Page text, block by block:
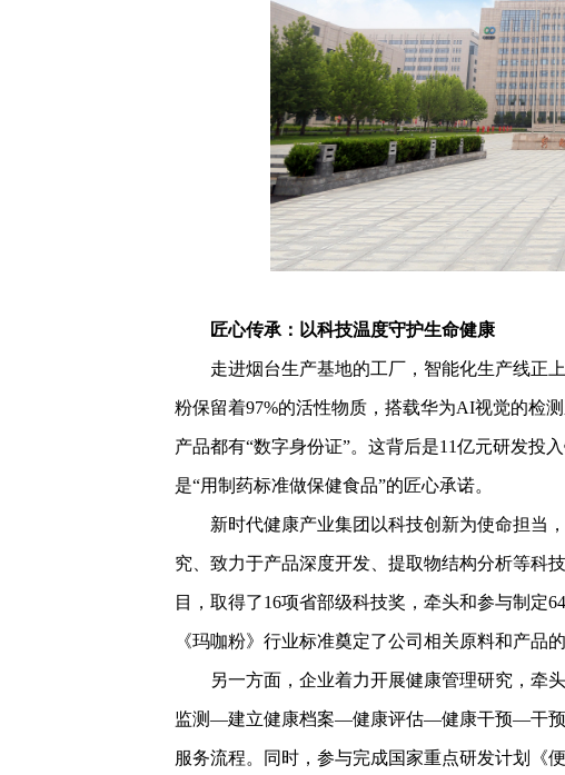
匠心传承：以科技温度守护生命健康
走进烟台生产基地的工厂，智能化生产线正
粉保留着97%的活性物质，搭载华为AI视觉的检
产品都有“数字身份证”。这背后是11亿元研发投
是“用制药标准做保健食品”的匠心承诺。
新时代健康产业集团以科技创新为使命担当
究、致力于产品深度开发、提取物结构分析等科
目，取得了16项省部级科技奖，牵头和参与制定
《玛咖粉》行业标准奠定了公司相关原料和产品的
另一方面，企业着力开展健康管理研究，牵
监测—建立健康档案—健康评估—健康干预—干预
服务流程。同时，参与完成国家重点研发计划《